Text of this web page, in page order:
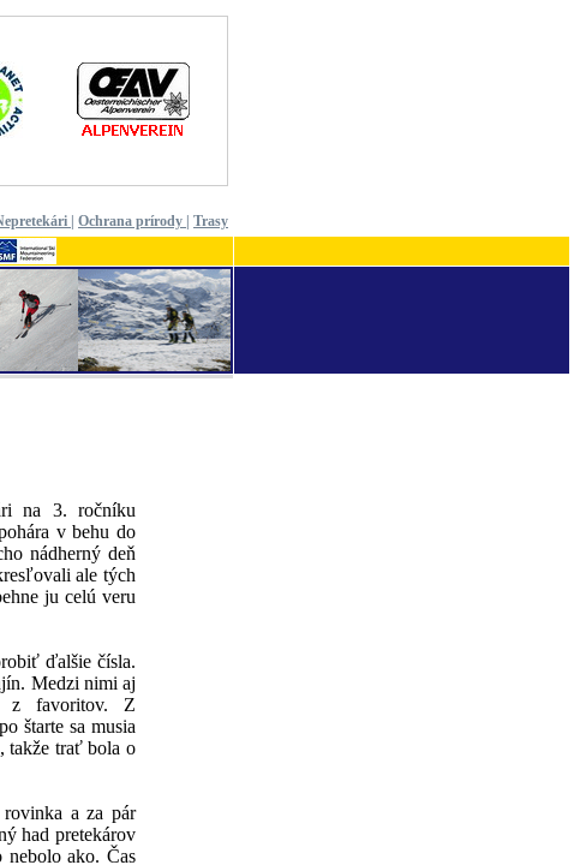
Ochrana prírody Trasy
na 3. ročníku
v behu do
nádherný deň
ale tých
ju celú veru
ďalšie čísla.
Medzi nimi aj
z favoritov. Z
štarte sa musia
takže trať bola o
a za pár
had pretekárov
nebolo ako. Čas